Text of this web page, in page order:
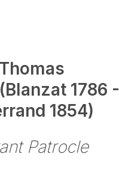
(Blanzat 1786 -
1854)
Patrocle